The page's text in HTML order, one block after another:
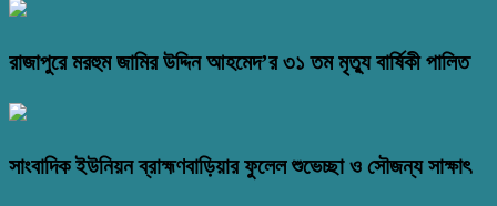
রাজাপুরে মরহুম জামির উদ্দিন আহমেদ’র ৩১ তম মৃত্যু বার্ষিকী পালিত
সাংবাদিক ইউনিয়ন ব্রাহ্মণবাড়িয়ার ফুলেল শুভেচ্ছা ও সৌজন্য সাক্ষাৎ